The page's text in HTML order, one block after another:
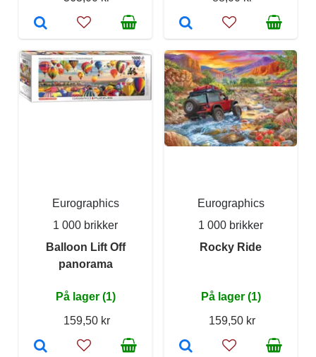
Eurographics
1 000 brikker
Balloon Lift Off
panorama
På lager (1)
159,50 kr
Eurographics
1 000 brikker
Rocky Ride
På lager (1)
159,50 kr